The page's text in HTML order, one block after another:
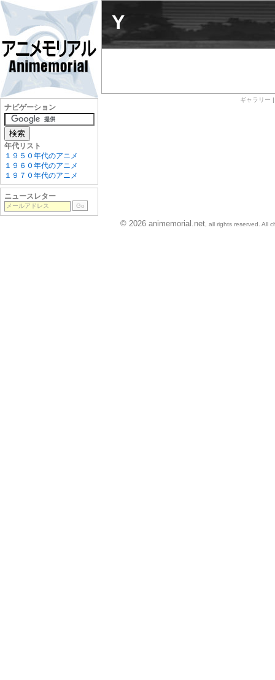
Y
ギャラリー
ナビゲーション
年代リスト
１９５０年代のアニメ
１９６０年代のアニメ
１９７０年代のアニメ
ニュースレター
© 2026 animemorial.net , all rights reserved. All